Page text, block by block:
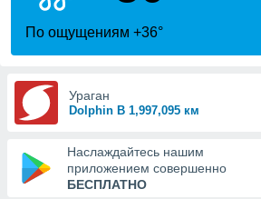
Вы можете
к этому
доступ
По ощущениям +36°
Ураган
Dolphin В 1,997,095 км
Наслаждайтесь нашим
приложением совершенно
БЕСПЛАТНО